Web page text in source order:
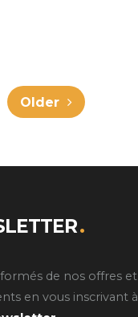
Older
de nos offres et
en vous inscrivant à